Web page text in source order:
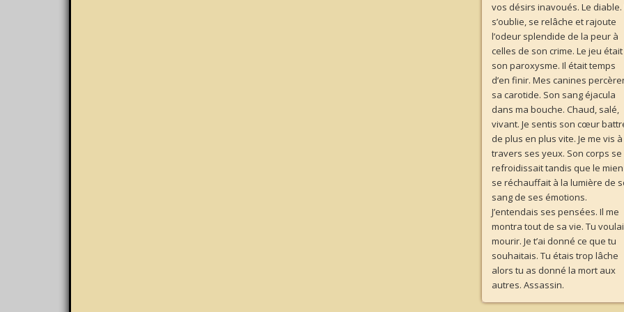
vos désirs inavoués. Le diable.
s’oublie, se relâche et rajoute
l’odeur splendide de la peur à
celles de son crime. Le jeu était
son paroxysme. Il était temps
d’en finir. Mes canines
sa carotide. Son sang éjacula
dans ma bouche. Chaud, salé,
vivant. Je sentis son cœur
de plus en plus vite. Je me vis à
travers ses yeux. Son corps se
refroidissait tandis que le mien
se réchauffait à la lumière de
sang de ses émotions.
J’entendais ses pensées. Il me
montra tout de sa vie. Tu
mourir. Je t’ai donné ce que tu
souhaitais. Tu étais trop lâche
alors tu as donné la mort aux
autres. Assassin.